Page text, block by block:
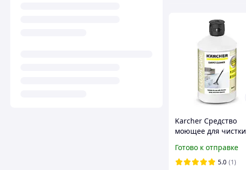
Karcher Средство
моющее для чистки
Готово к отправке
5.0 (1)